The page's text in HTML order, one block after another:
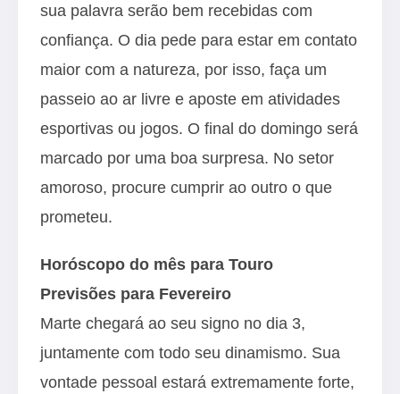
sua palavra serão bem recebidas com
confiança. O dia pede para estar em contato
maior com a natureza, por isso, faça um
passeio ao ar livre e aposte em atividades
esportivas ou jogos. O final do domingo será
marcado por uma boa surpresa. No setor
amoroso, procure cumprir ao outro o que
prometeu.
Horóscopo do mês para Touro
Previsões para Fevereiro
Marte chegará ao seu signo no dia 3,
juntamente com todo seu dinamismo. Sua
vontade pessoal estará extremamente forte,